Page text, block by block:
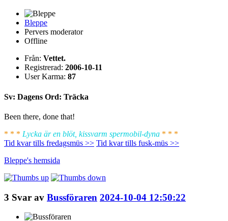
Bleppe
Pervers moderator
Offline
Från: Vettet.
Registrerad: 2006-10-11
User Karma: 87
Sv: Dagens Ord: Träcka
Been there, done that!
* * * Lycka är en blöt, kissvarm spermobil-dyna * * *
Tid kvar tills fredagsmüs >> Tid kvar tills fusk-müs >>
Bleppe's hemsida
3 Svar av Bussföraren 2024-10-04 12:50:22